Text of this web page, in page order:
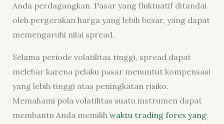
Anda perdagangkan. Pasar yang fluktuatif ditandai
oleh pergerakan harga yang lebih besar, yang dapat
memengaruhi nilai spread.
Selama periode volatilitas tinggi, spread dapat
melebar karena pelaku pasar menuntut kompensasi
yang lebih tinggi atas peningkatan risiko.
Memahami pola volatilitas suatu instrumen dapat
membantu Anda memilih waktu trading forex yang